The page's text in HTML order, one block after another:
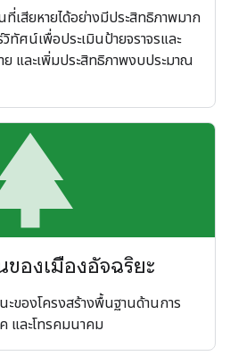
เสียหายได้อย่างมีประสิทธิภาพมาก
ทัศน์เพื่อประเมินป้ายจราจรและ
และเพิ่มประสิทธิภาพงบประมาณ
องเมืองอัจฉริยะ
ะของโครงสร้างพื้นฐานด้านการ
และโทรคมนาคม